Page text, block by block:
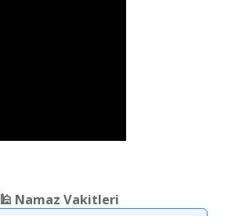
🕌 Namaz Vakitleri